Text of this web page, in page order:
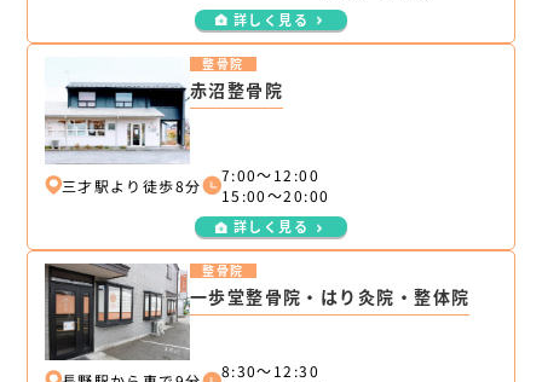
詳しく見る
赤沼整骨院
整骨院
三才駅より徒歩8分
7:00～12:00
15:00～20:00
詳しく見る
一歩堂整骨院・はり灸院・整体院
整骨院
8:30～12:30